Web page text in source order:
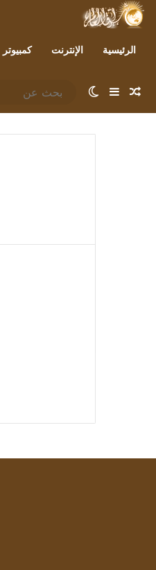
الرئيسية الإنترنت كمبيوتر
مقال عشوائي
إضافة عمود جانبي
الوضع المظلم